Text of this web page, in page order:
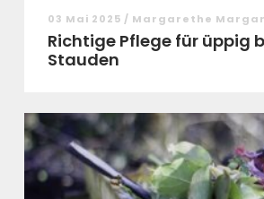
03 Mai 2025 / Margarethe
Richtige Pflege für üppig
Stauden